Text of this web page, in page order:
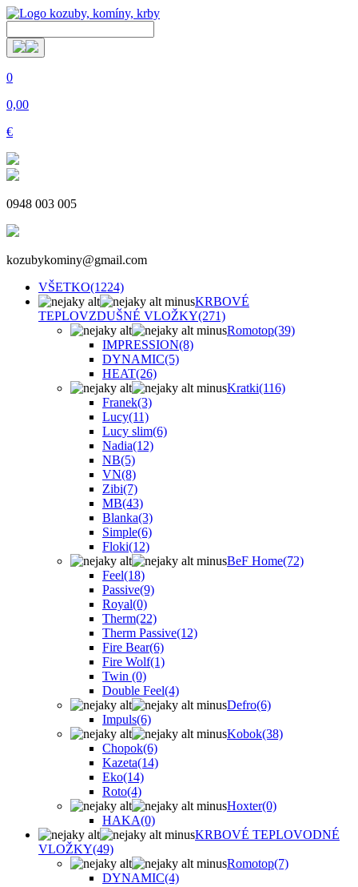
0
0,00
€
0948 003 005
kozubykominy@gmail.com
VŠETKO(1224)
KRBOVÉ
TEPLOVZDUŠNÉ VLOŽKY(271)
Romotop(39)
IMPRESSION(8)
DYNAMIC(5)
HEAT(26)
Kratki(116)
Franek(3)
Lucy(11)
Lucy slim(6)
Nadia(12)
NB(5)
VN(8)
Zibi(7)
MB(43)
Blanka(3)
Simple(6)
Floki(12)
BeF Home(72)
Feel(18)
Passive(9)
Royal(0)
Therm(22)
Therm Passive(12)
Fire Bear(6)
Fire Wolf(1)
Twin (0)
Double Feel(4)
Defro(6)
Impuls(6)
Kobok(38)
Chopok(6)
Kazeta(14)
Eko(14)
Roto(4)
Hoxter(0)
HAKA(0)
KRBOVÉ TEPLOVODNÉ
VLOŽKY(49)
Romotop(7)
DYNAMIC(4)